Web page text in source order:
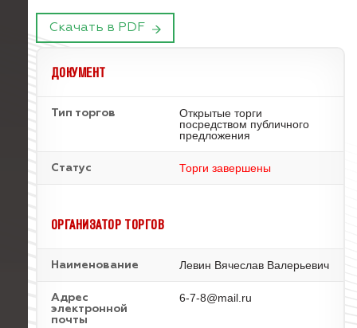
Скачать в PDF
ДОКУМЕНТ
Тип торгов
Открытые торги
посредством публичного
предложения
Статус Торги завершены
ОРГАНИЗАТОР ТОРГОВ
Наименование Левин Вячеслав Валерьевич
Адрес
электронной
почты
6-7-8@mail.ru